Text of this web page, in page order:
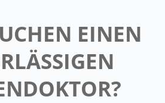
EINEN